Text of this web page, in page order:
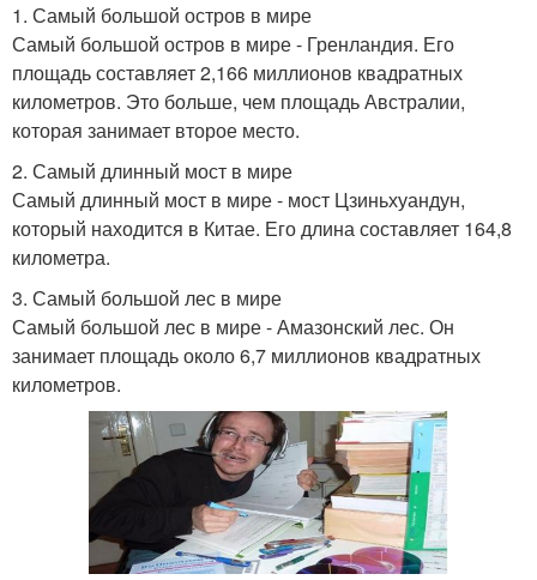
1. Самый большой остров в мире
Самый большой остров в мире - Гренландия. Его
площадь составляет 2,166 миллионов квадратных
километров. Это больше, чем площадь Австралии,
которая занимает второе место.
2. Самый длинный мост в мире
Самый длинный мост в мире - мост Цзиньхуандун,
который находится в Китае. Его длина составляет 164,8
километра.
3. Самый большой лес в мире
Самый большой лес в мире - Амазонский лес. Он
занимает площадь около 6,7 миллионов квадратных
километров.